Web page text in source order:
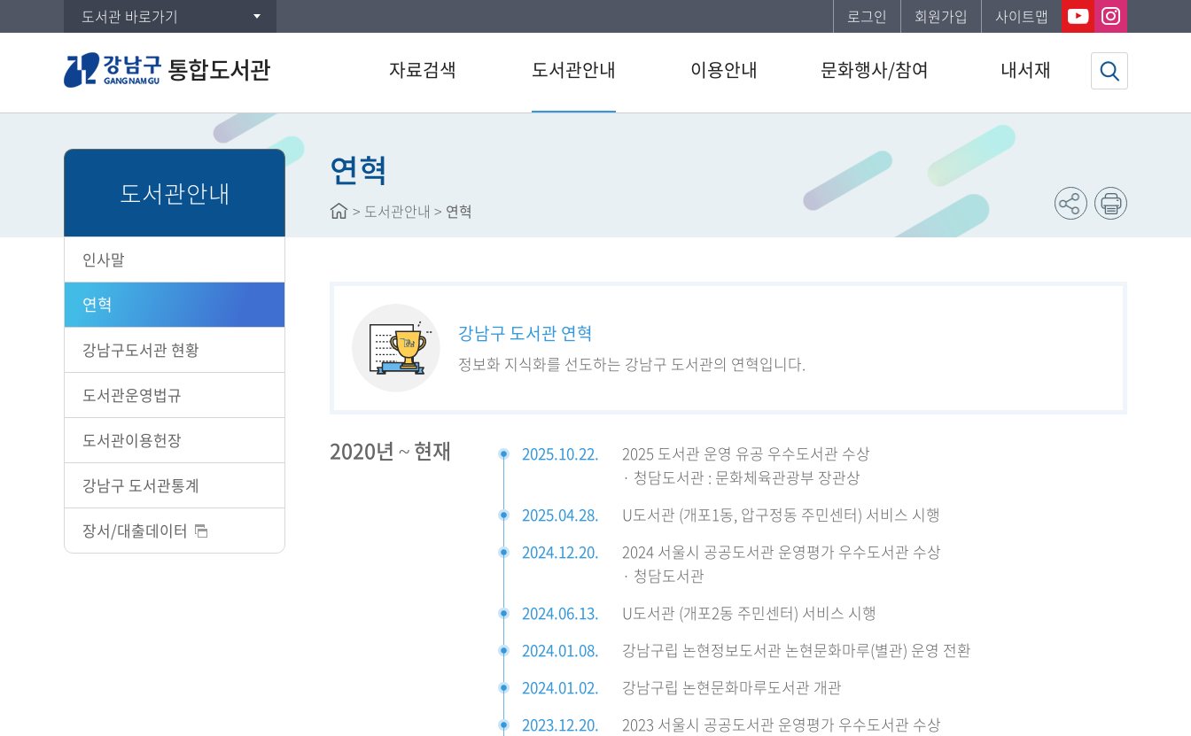
도서관 바로가기 로그인 회원가입 사이트맵
통합도서관 자료검색
DVD/CD검색
주제별검색
신착자료검색
도서관안내 이용안내 문화행사/참여
문화행사
공지사항
자주하는질문
신청서비스안내
내서재
기본정보
도서이용정보
관심자료목록
희망도서신청조회
문화행사신청조회
도서관안내
인사말
연혁
강남구도서관 현황
도서관운영법규
도서관이용헌장
강남구 도서관통계
장서/대출데이터
연혁
> 도서관안내 > 연혁
강남구 도서관 연혁
정보화 지식화를 선도하는 강남구 도서관의 연혁입니다.
2020년 ~ 현재 2025.10.22.
2025 도서관 운영 유공 우수도서관 수상
· 청담도서관 : 문화체육관광부 장관상
2025.04.28.
U도서관 (개포1동, 압구정동 주민센터) 서비스 시행
2024.12.20.
2024 서울시 공공도서관 운영평가 우수도서관 수상
· 청담도서관
2024.06.13.
U도서관 (개포2동 주민센터) 서비스 시행
2024.01.08.
강남구립 논현정보도서관 논현문화마루(별관) 운영 전환
2024.01.02.
강남구립 논현문화마루도서관 개관
2023.12.20.
2023 서울시 공공도서관 운영평가 우수도서관 수상